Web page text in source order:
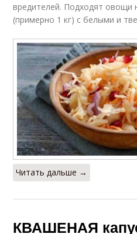
вредителей. Подходят овощи
(примерно 1 кг) с белыми и
Читать дальше →
КВАШЕНАЯ